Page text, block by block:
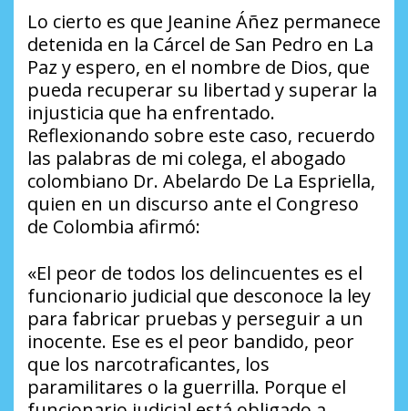
Lo cierto es que Jeanine Áñez permanece
detenida en la Cárcel de San Pedro en La
Paz y espero, en el nombre de Dios, que
pueda recuperar su libertad y superar la
injusticia que ha enfrentado.
Reflexionando sobre este caso, recuerdo
las palabras de mi colega, el abogado
colombiano Dr. Abelardo De La Espriella,
quien en un discurso ante el Congreso
de Colombia afirmó:
«El peor de todos los delincuentes es el
funcionario judicial que desconoce la ley
para fabricar pruebas y perseguir a un
inocente. Ese es el peor bandido, peor
que los narcotraficantes, los
paramilitares o la guerrilla. Porque el